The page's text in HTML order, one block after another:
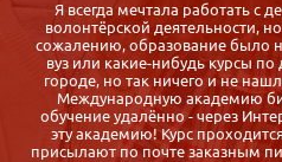
с детьми, много участвовала в
но на работу меня не брали. К
было не профильное. Долго искала
по детской психологии в моём
не нашла. Потом мне посоветовали
бизнеса, там можно пройти
Интернет. И теперь я Вам советую
удобно и быстро, диплом
письмом. И всё это за разумные